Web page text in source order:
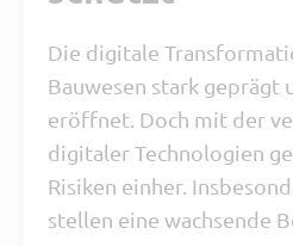
Die digitale
Bauwesen stark geprägt
eröffnet. Doch mit der
digitaler Technologien
Risiken einher.
stellen eine wachsende